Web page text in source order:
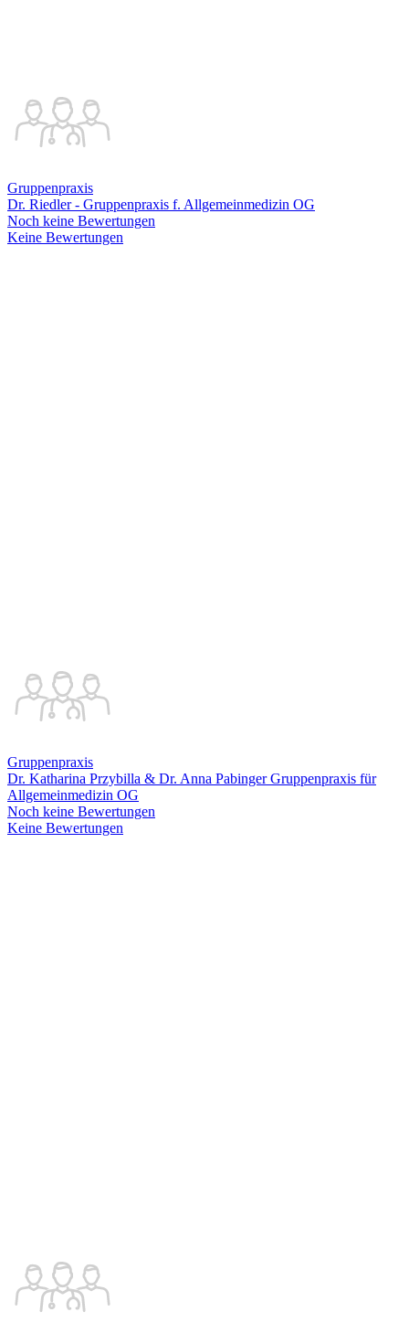
Gruppenpraxis
Dr. Riedler - Gruppenpraxis f. Allgemeinmedizin OG
Noch keine Bewertungen
Keine Bewertungen
Gruppenpraxis
Dr. Katharina Przybilla & Dr. Anna Pabinger Gruppenpraxis für
Allgemeinmedizin OG
Noch keine Bewertungen
Keine Bewertungen